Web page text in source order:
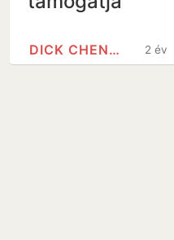
2 év
DICK CHENEY